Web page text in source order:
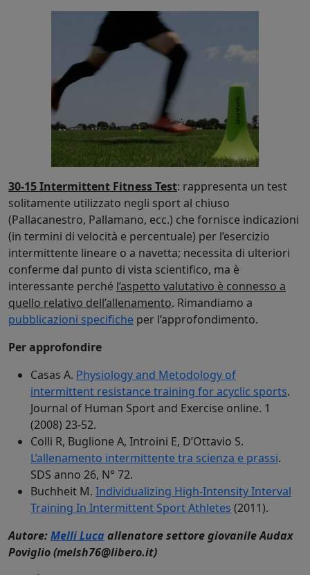
30-15 Intermittent Fitness Test: rappresenta un test
solitamente utilizzato negli sport al chiuso
(Pallacanestro, Pallamano, ecc.) che fornisce indicazioni
(in termini di velocità e percentuale) per l’esercizio
intermittente lineare o a navetta; necessita di ulteriori
conferme dal punto di vista scientifico, ma è
interessante perché l’aspetto valutativo è connesso a
quello relativo dell’allenamento. Rimandiamo a
pubblicazioni specifiche per l’approfondimento.
Per approfondire
Casas A. Physiology and Metodology of
intermittent resistance training for acyclic sports.
Journal of Human Sport and Exercise online. 1
(2008) 23-52.
Colli R, Buglione A, Introini E, D’Ottavio S.
L’allenamento intermittente tra scienza e prassi.
SDS anno 26, N° 72.
Buchheit M. Individualizing High-Intensity Interval
Training In Intermittent Sport Athletes (2011).
Autore:Melli Luca allenatore settore giovanile Audax
Poviglio (melsh76@libero.it)